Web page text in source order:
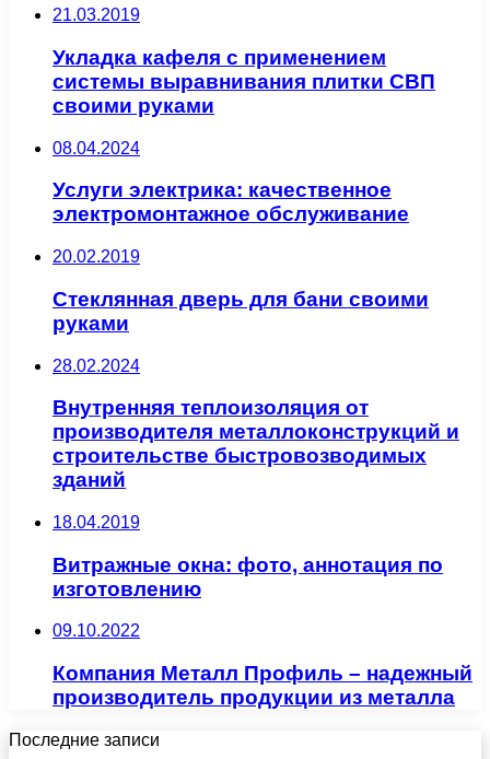
21.03.2019
Укладка кафеля с применением
системы выравнивания плитки СВП
своими руками
08.04.2024
Услуги электрика: качественное
электромонтажное обслуживание
20.02.2019
Стеклянная дверь для бани своими
руками
28.02.2024
Внутренняя теплоизоляция от
производителя металлоконструкций и
строительстве быстровозводимых
зданий
18.04.2019
Витражные окна: фото, аннотация по
изготовлению
09.10.2022
Компания Металл Профиль – надежный
производитель продукции из металла
Последние записи